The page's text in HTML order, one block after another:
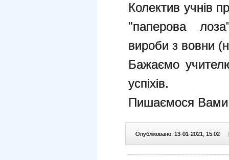
Колектив учнів
"паперова
вироби з вовни
Бажаємо
успіхів.
Пишаємося
Опубліковано: 13-01-2021, 15:02 |